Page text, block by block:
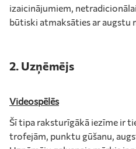
izaicinājumiem,
būtiski atmaksāties ar augstu
2. Uzņēmējs
Videospēlēs
Šī tipa raksturīgākā iezīme ir
trofejām, punktu gūšanu,